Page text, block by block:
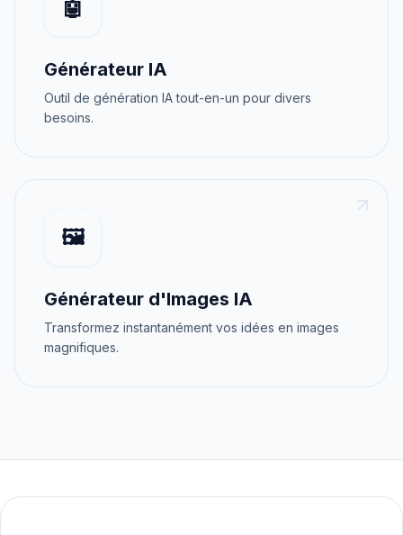
🤖
Générateur IA
Outil de génération IA tout-en-un pour divers
besoins.
🖼️
Générateur d'Images IA
Transformez instantanément vos idées en images
magnifiques.